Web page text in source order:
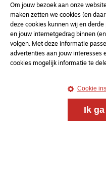
MagazineOnderweg
Kvk-nummer 33277063
NL46 INGB 0117 5827
info@onderwegonline.nl
Om jouw bezoek aan onze
maken zetten we cookies (en
deze cookies kunnen wij en
en jouw internetgedrag binnen
volgen. Met deze informatie
advertenties aan jouw interesses
cookies mogelijk informatie te
Cookie
Ik